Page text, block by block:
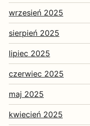
wrzesień 2025
sierpień 2025
lipiec 2025
czerwiec 2025
maj 2025
kwiecień 2025